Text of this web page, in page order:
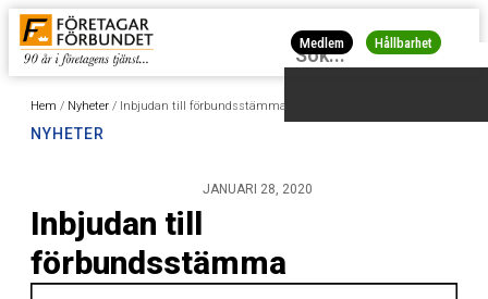
Medlem Hållbarhet
Hem / Nyheter / Inbjudan till förbundsstämma
NYHETER
JANUARI 28, 2020
Inbjudan till
förbundsstämma